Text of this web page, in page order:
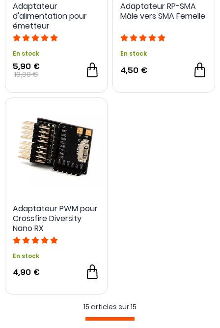
Adaptateur
d'alimentation pour
émetteur
En stock
5,90 €
10,00 €
Adaptateur RP-SMA
Mâle vers SMA Femelle
En stock
4,50 €
Adaptateur PWM pour
Crossfire Diversity
Nano RX
En stock
4,90 €
15 articles sur15